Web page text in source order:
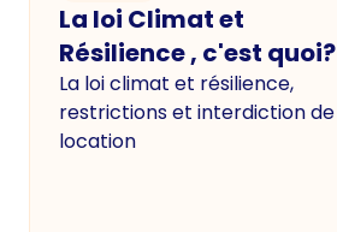
La loi Climat et
Résilience , c'est quoi?
La loi climat et résilience,
restrictions et interdiction de
location